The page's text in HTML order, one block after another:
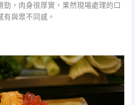
勁，肉身很厚實，果然現場處理的口
有與眾不同感。